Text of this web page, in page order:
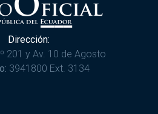
Dirección:
201 y Av. 10 de Agosto
3941800 Ext. 3134